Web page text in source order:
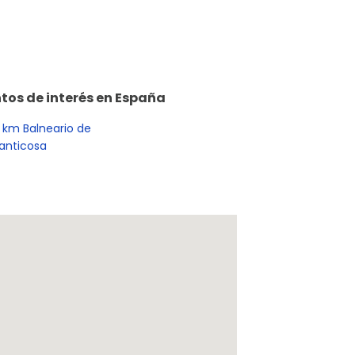
de interés en España
km Balneario de